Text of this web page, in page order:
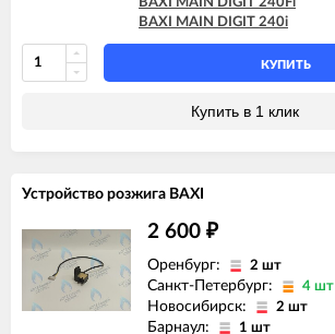
BAXI MAIN DIGIT 240i
КУПИТЬ
Купить в 1 клик
Устройство розжига BAXI
2 600 ₽
Оренбург: 2 шт
Санкт-Петербург: 4 шт
Новосибирск: 2 шт
Барнаул: 1 шт